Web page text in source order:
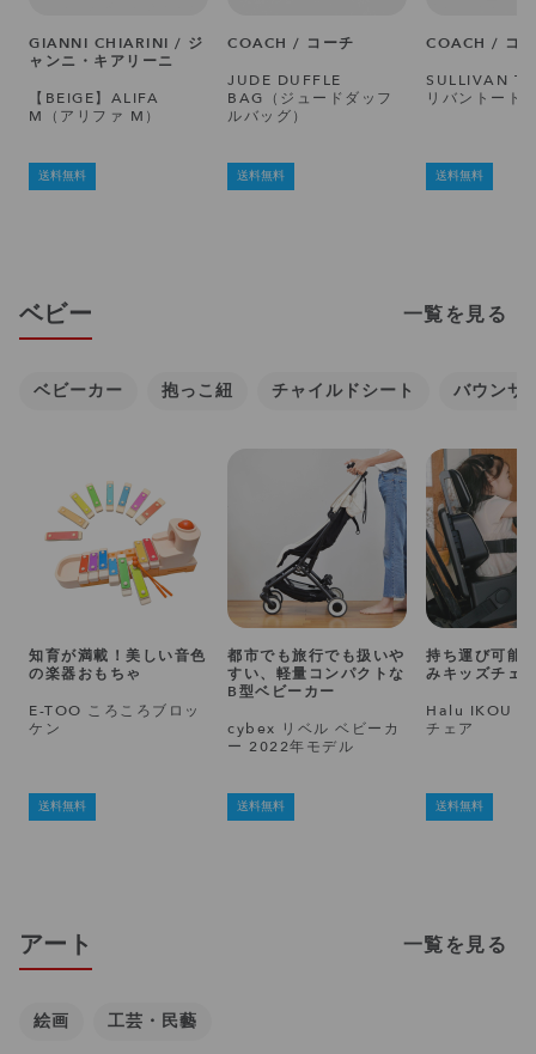
GIANNI CHIARINI / ジ
ャンニ・キアリーニ
【BEIGE】ALIFA
M（アリファ M）
送料無料
COACH / コーチ
JUDE DUFFLE
BAG（ジュードダッフ
ルバッグ）
送料無料
COACH / コ
SULLIVAN
リバントート
送料無料
ベビー 一覧を見る
ベビーカー 抱っこ紐 チャイルドシート バウンサ
知育が満載！美しい音色
の楽器おもちゃ
E-TOO ころころブロッ
ケン
送料無料
都市でも旅行でも扱いや
すい、軽量コンパクトな
B型ベビーカー
cybex リベル ベビーカ
ー 2022年モデル
送料無料
持ち運び可能
みキッズチェ
Halu IKOU ポ
チェア
送料無料
アート 一覧を見る
絵画 工芸・民藝